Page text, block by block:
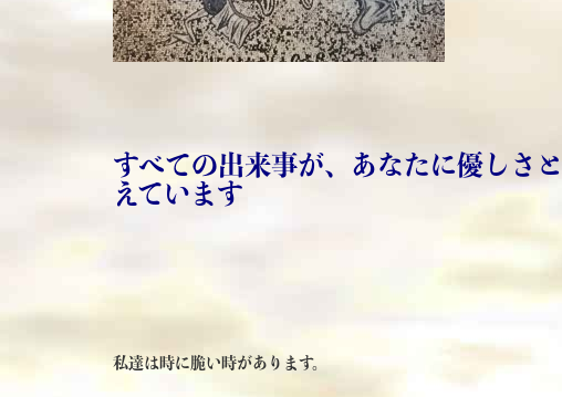
すべての出来事が、あなたに優しさ
えています
私達は時に脆い時があります。